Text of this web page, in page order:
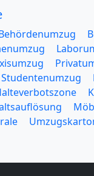
Studentenumzug